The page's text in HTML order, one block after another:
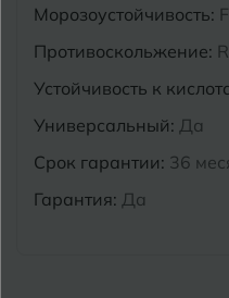
Морозоустойчивость:
Противоскольжение:
Устойчивость к
Универсальный: Да
Срок гарантии: 36
Гарантия: Да